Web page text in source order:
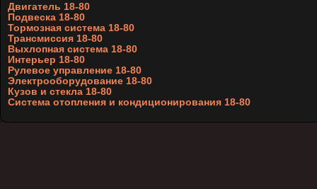
Двигатель 18-80
Подвеска 18-80
Тормозная система 18-80
Трансмиссия 18-80
Выхлопная система 18-80
Интерьер 18-80
Рулевое управление 18-80
Электрооборудование 18-80
Кузов и стекла 18-80
Система отопления и кондиционирования 18-80